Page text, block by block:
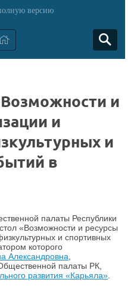
версию
и
и
и
в
палаты Республики
«Возможности и ресурсы
и спортивных
которого
Александровна,
палаты РК,
развития «Карьяла».